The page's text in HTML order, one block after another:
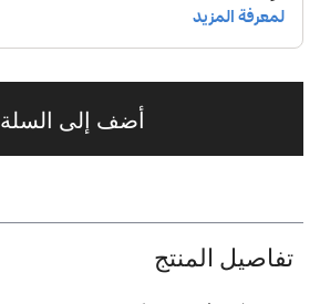
أضف إلى السلة
تفاصيل المنتج